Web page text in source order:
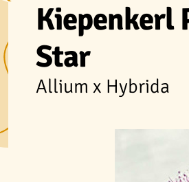
Kiepenkerl
Star
Allium x Hybrida